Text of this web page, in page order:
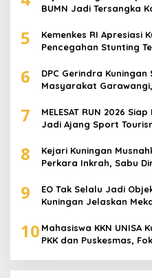
BUMN Jadi Tersangka
5
Kemenkes RI Apresiasi
Pencegahan Stunting
6
DPC Gerindra
Masyarakat
7
MELESAT RUN 2026
Jadi Ajang Sport
8
Kejari Kuningan
Perkara Inkrah, Sabu
9
EO Tak Selalu Jadi
Kuningan Jelaskan
10 Mahasiswa KKN UNISA
PKK dan Puskesmas,